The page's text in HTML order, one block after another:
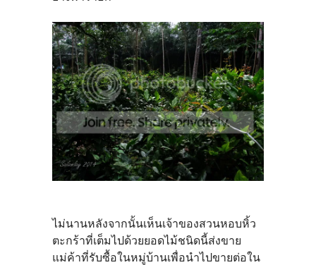
ไม่นานหลังจากนั้นเห็นเจ้าของสวนหอบหิ้ว
ตะกร้าที่เต็มไปด้วยยอดไม้ชนิดนี้ส่งขาย
แม่ค้าที่รับซื้อในหมู่บ้านเพื่อนำไปขายต่อใน